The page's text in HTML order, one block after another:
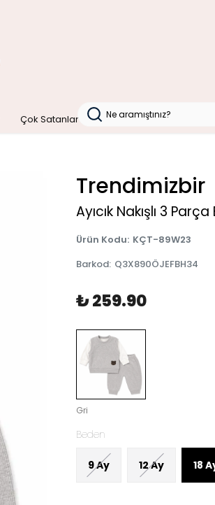
Çok Satanlar 📞 İletişim 📦 Sipariş
Trendimizbir
Ayıcık Nakışlı 3
Ürün Kodu: KÇT-89W23
Barkod: Q3X890ÖJEFBH34
₺ 259.90
Gri
Beden
9 Ay 12 Ay 18